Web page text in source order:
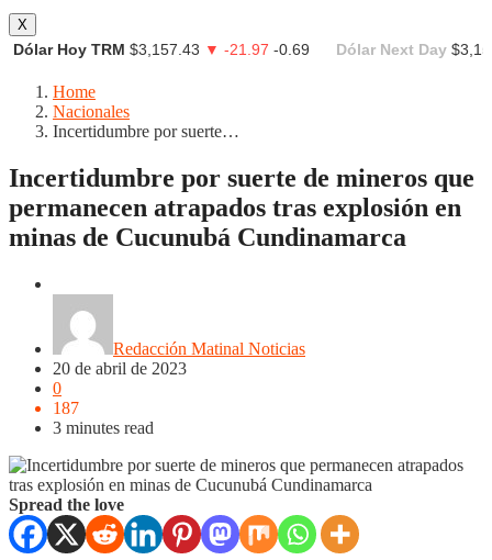
X
Dólar Hoy TRM $3,157.43 ▼ -21.97 -0.69 Dólar Next Day
Home
Nacionales
Incertidumbre por suerte…
Incertidumbre por suerte de mineros que
permanecen atrapados tras explosión en
minas de Cucunubá Cundinamarca
Redacción Matinal Noticias
20 de abril de 2023
0
187
3 minutes read
Spread the love